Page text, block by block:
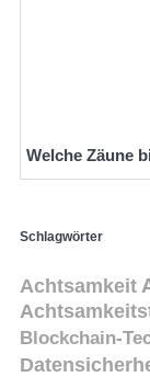
Welche Zäune
Schlagwörter
Achtsamkeit
Blockchain-